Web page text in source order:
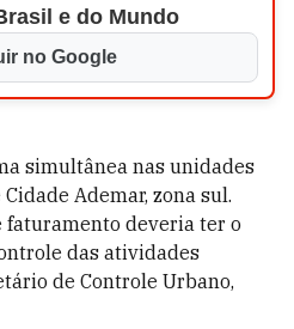
e do Mundo
no Google
simultânea nas unidades
Ademar, zona sul.
faturamento deveria ter o
das atividades
de Controle Urbano,